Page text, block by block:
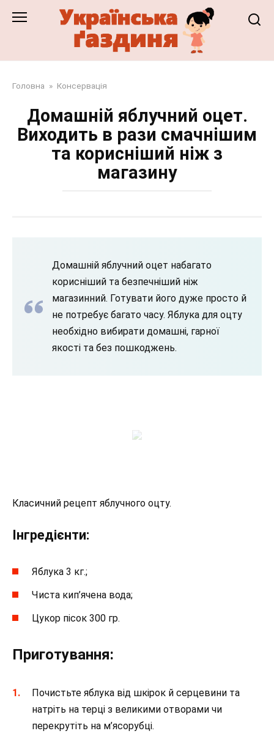
Головна » Консервація
Домашній яблучний оцет.
Виходить в рази смачнішим
та корисніший ніж з
магазину
Домашній яблучний оцет набагато
корисніший та безпечніший ніж
магазинний. Готувати його дуже просто й
не потребує багато часу. Яблука для оцту
необхідно вибирати домашні, гарної
якості та без пошкоджень.
Класичний рецепт яблучного оцту.
Інгредієнти:
Яблука 3 кг.;
Чиста кип’ячена вода;
Цукор пісок 300 гр.
Приготування:
Почистьте яблука від шкірок й серцевини та
натріть на терці з великими отворами чи
перекрутіть на м’ясорубці.